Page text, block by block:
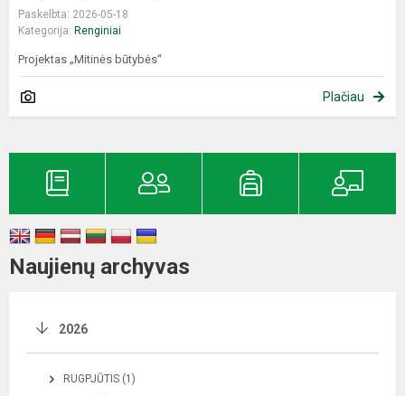
Paskelbta: 2026-05-18
Kategorija: Renginiai
Projektas „Mitinės būtybės“
Plačiau
Naujienų archyvas
2026
RUGPJŪTIS (1)